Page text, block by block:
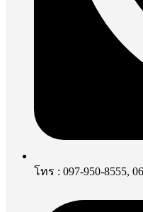
โทร : 097-950-8555,